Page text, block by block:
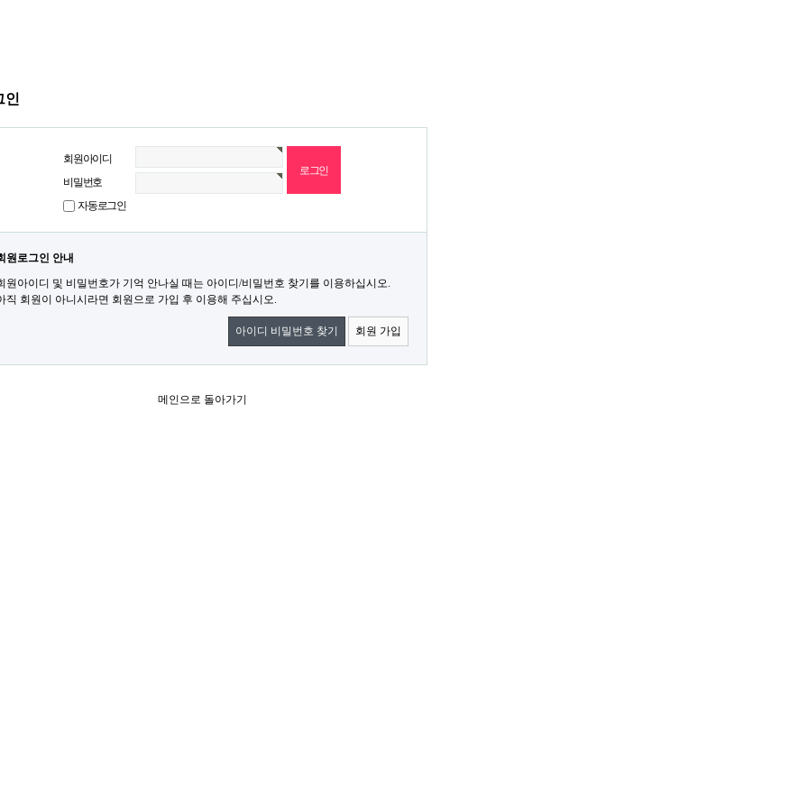
인
회원아이디
비밀번호
자동로그인
원로그인 안내
원아이디 및 비밀번호가 기억 안나실 때는 아이디/비밀번호 찾기를 이용하십시오.
직 회원이 아니시라면 회원으로 가입 후 이용해 주십시오.
아이디 비밀번호 찾기 회원 가입
메인으로 돌아가기